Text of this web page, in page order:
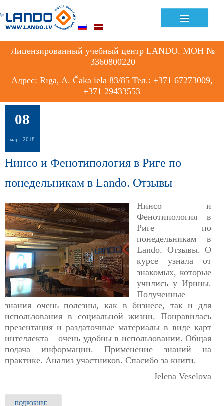
≡
Лицензированный учебный центр LANDO. МОН №
3360800220
Адрес: Rīga, A. Čaka iela 83/85 Тел.: +371 67273009,
+371 29433553
08
март 2018
Нинсо и Фенотипология в Риге по
понедельникам в Lando. Отзывы
Нинсо и
Фенотипология в
Риге по
понедельникам в
Lando. Отзывы. О
курсе узнала от
знакомых, которые
учились у Ирины.
Полученные
знания очень полезны, как в бизнесе, так и для
использования в социальной жизни. Понравилась
презентация и раздаточные материалы в виде карт
интеллекта – очень удобны в использовании. Общая
подача информации. Применение знаний на
практике. Анализ участников. Спасибо за книги.
Jelena Veselova
ПОДРОБНЕЕ...